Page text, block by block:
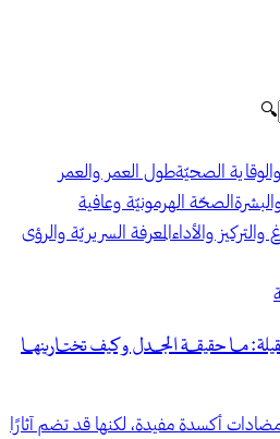
🔍
الصحيّةطول العمر والعمر
الصحّة الهرمونيّة وعافية
والتركيز والأداء المعرفة السريريّة والرؤى
ما حقيقة الجدل وكيف تختارينها
أكسدة مفيدة، لكنها قد تضم آثارًا